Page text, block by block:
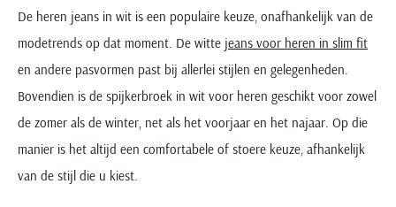
De heren jeans in wit is een populaire keuze, onafhankelijk van de
modetrends op dat moment. De witte jeans voor heren in slim fit
en andere pasvormen past bij allerlei stijlen en gelegenheden.
Bovendien is de spijkerbroek in wit voor heren geschikt voor zowel
de zomer als de winter, net als het voorjaar en het najaar. Op die
manier is het altijd een comfortabele of stoere keuze, afhankelijk
van de stijl die u kiest.